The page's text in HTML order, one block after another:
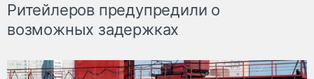
Ритейлеров предупредили о
возможных задержках